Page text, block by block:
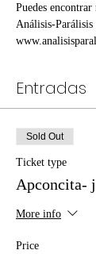
Puedes
Análisis-Parálisis
Entradas
Sold Out
Ticket type
Apconcita-
More info
Price